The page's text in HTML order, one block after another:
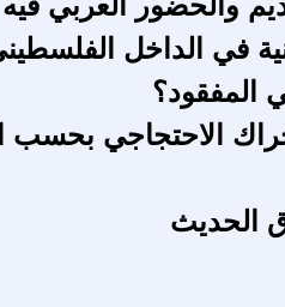
في الداخل
المفقود؟
الاحتجاجي
الحديث